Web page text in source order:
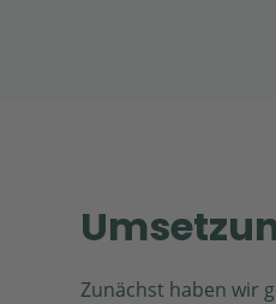
Zunächst haben wir